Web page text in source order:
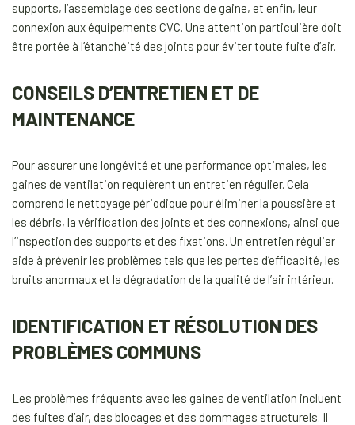
supports, l’assemblage des sections de gaine, et enfin, leur
connexion aux équipements CVC. Une attention particulière doit
être portée à l’étanchéité des joints pour éviter toute fuite d’air.
CONSEILS D’ENTRETIEN ET DE
MAINTENANCE
Pour assurer une longévité et une performance optimales, les
gaines de ventilation requièrent un entretien régulier. Cela
comprend le nettoyage périodique pour éliminer la poussière et
les débris, la vérification des joints et des connexions, ainsi que
l’inspection des supports et des fixations. Un entretien régulier
aide à prévenir les problèmes tels que les pertes d’efficacité, les
bruits anormaux et la dégradation de la qualité de l’air intérieur.
IDENTIFICATION ET RÉSOLUTION DES
PROBLÈMES COMMUNS
Les problèmes fréquents avec les gaines de ventilation incluent
des fuites d’air, des blocages et des dommages structurels. Il